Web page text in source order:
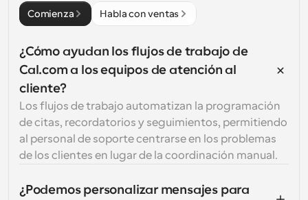
Comienza Habla con ventas
¿Cómo ayudan los flujos de trabajo de
Cal.com a los equipos de atención al
cliente?
Los flujos de trabajo automatizan la programación
de citas, recordatorios y seguimientos, permitiendo
al personal de soporte centrarse en los problemas
de los clientes en lugar de la coordinación manual.
¿Podemos personalizar mensajes para